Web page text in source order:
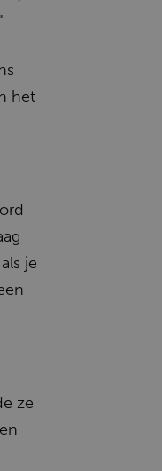
het
je
ze